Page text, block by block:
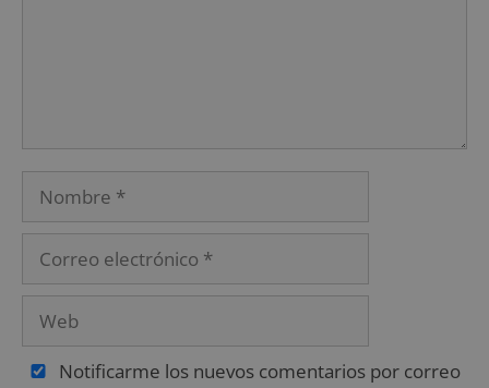
Notificarme los nuevos comentarios por correo